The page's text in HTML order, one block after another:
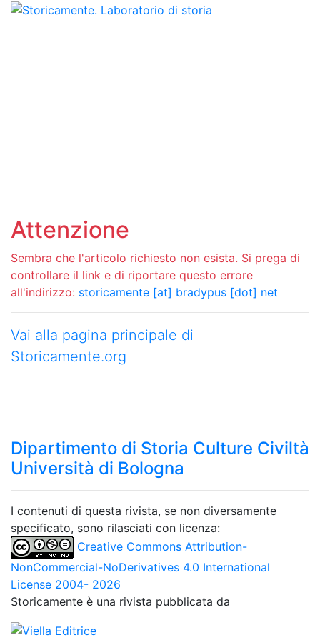
Attenzione
Sembra che l'articolo richiesto non esista. Si prega di
controllare il link e di riportare questo errore
all'indirizzo: storicamente [at] bradypus [dot] net
Vai alla pagina principale di
Storicamente.org
Dipartimento di Storia Culture Civiltà
Università di Bologna
I contenuti di questa rivista, se non diversamente
specificato, sono rilasciati con licenza:
Creative Commons Attribution-
NonCommercial-NoDerivatives 4.0 International
License 2004- 2026
Storicamente è una rivista pubblicata da